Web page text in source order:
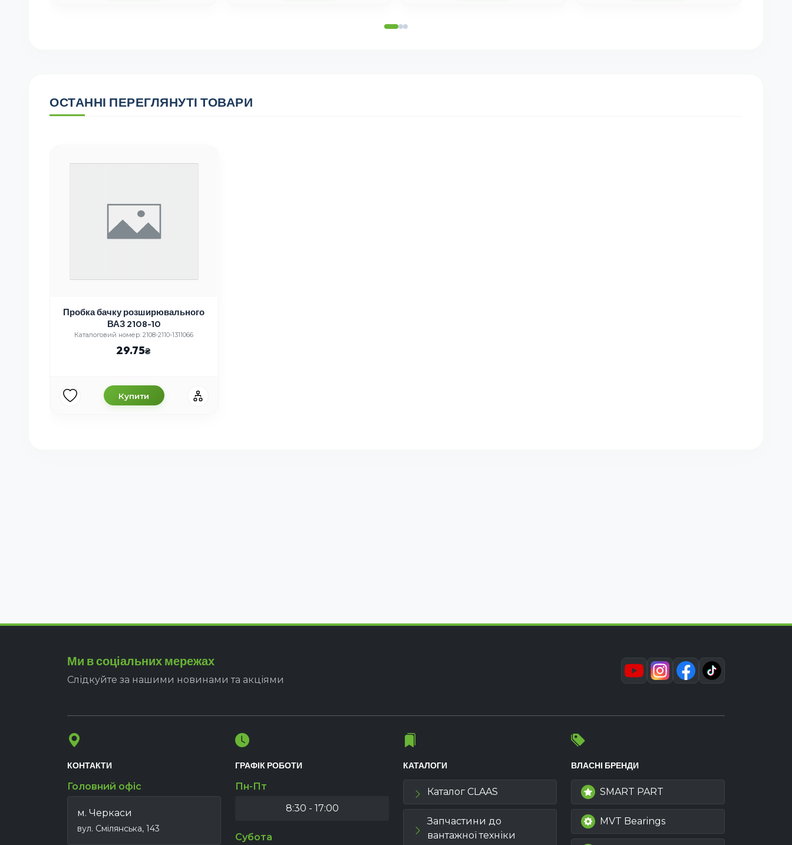
ОСТАННІ ПЕРЕГЛЯНУТІ ТОВАРИ
Пробка бачку розширювального
ВАЗ 2108-10
Каталоговий номер: 2108-2110-1311066
29.75
Купити
Ми в соціальних мережах
Слідкуйте за нашими новинами та акціями
КОНТАКТИ
Головний офіс
м. Черкаси
вул. Смілянська, 143
ГРАФІК РОБОТИ
Пн-Пт
8:30 - 17:00
Субота
КАТАЛОГИ
Каталог CLAAS
Запчастини до
вантажної техніки
ВЛАСНІ БРЕНДИ
SMART PART
MVT Bearings